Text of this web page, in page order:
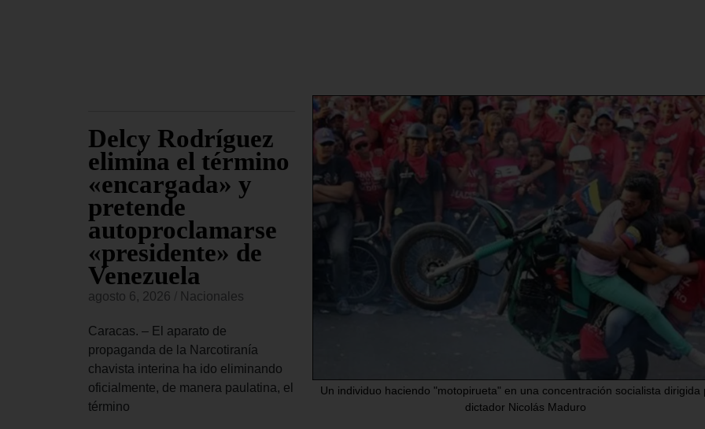
Delcy Rodríguez
elimina el término
«encargada» y
pretende
autoproclamarse
«presidente» de
Venezuela
agosto 6, 2026 Nacionales
Caracas. – El aparato de
propaganda de la Narcotiranía
chavista interina ha ido eliminando
oficialmente, de manera paulatina, el
término
Continúan
protestas por
fallas eléctricas en
Carabobo:
vecinos del Prebo
se alzaron
agosto 6, 2026 Nacionales
Caracas. – Las protestas en el
estado Carabobo, especialmente en
Llegó al país
comisión de
ilegítima AN
2015 para
dialogar con
chavismo
agosto 6, 2026 / Nacionales
Caracas. – La comisión de
ilegítima Asamblea
2015, que preside Dinorah
aterrizó en la tarde de
SEGUIR LEYENDO...
Un individuo haciendo "motopirueta" en una concentración socialista dirigida
dictador Nicolás Maduro